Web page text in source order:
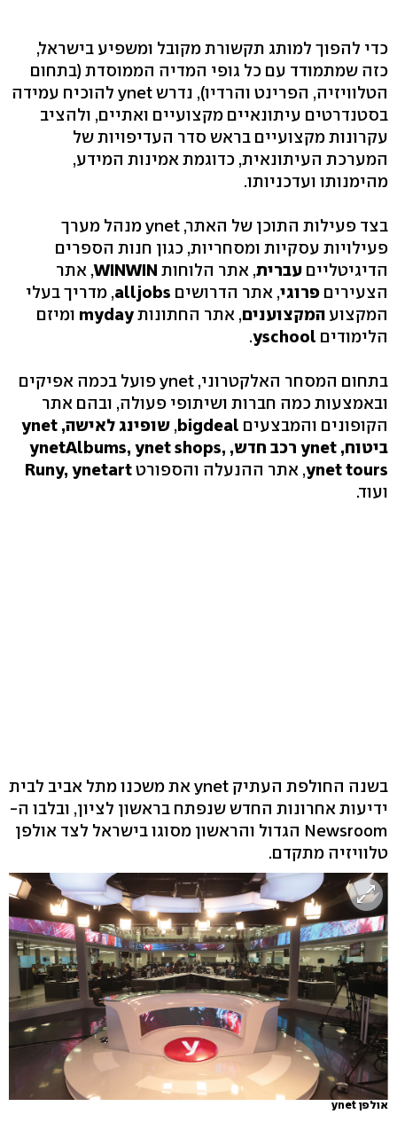
כדי להפוך למותג תקשורת מקובל ומשפיע בישראל,
כזה שמתמודד עם כל גופי המדיה הממוסדת (בתחום
הטלוויזיה, הפרינט והרדיו), נדרש ynet להוכיח עמידה
בסטנדרטים עיתונאיים מקצועיים ואתיים, ולהציב
עקרונות מקצועיים בראש סדר העדיפויות של
המערכת העיתונאית, כדוגמת אמינות המידע,
מהימנותו ועדכניותו.
בצד פעילות התוכן של האתר, ynet מנהל מערך
פעילויות עסקיות ומסחריות, כגון חנות הספרים
הדיגיטליים עברית, אתר הלוחות WINWIN, אתר
הצעירים פרוגי, אתר הדרושים alljobs, מדריך בעלי
המקצוע המקצוענים, אתר החתונותmyday ומיזם
הלימודים yschool
.
בתחום המסחר האלקטרוני, ynet פועל בכמה אפיקים
ובאמצעות כמה חברות ושיתופי פעולה, ובהם אתר
הקופונים והמבצעים bigdeal
,
שופינג לאישה, ynet
ביטוח, ynet רכב חדש, ynetAlbums, ynet shops,
ynet tours, אתר ההנעלה והספורטRuny, ynetart
ועוד.
בשנה החולפת העתיק ynet את משכנו מתל אביב לבית
ידיעות אחרונות החדש שנפתח בראשון לציון, ובלבו ה-
Newsroom הגדול והראשון מסוגו בישראל לצד אולפן
טלוויזיה מתקדם.
אולפן ynet